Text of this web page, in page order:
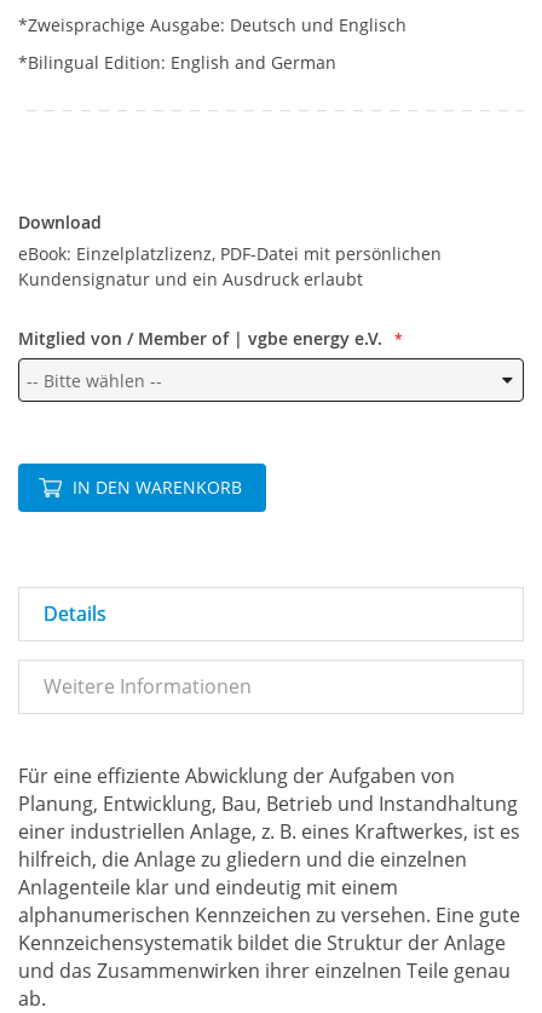
*Zweisprachige Ausgabe: Deutsch und Englisch
*Bilingual Edition: English and German
Download
eBook: Einzelplatzlizenz, PDF-Datei mit persönlichen
Kundensignatur und ein Ausdruck erlaubt
Mitglied von / Member of | vgbe energy e.V.
IN DEN WARENKORB
Details
Weitere Informationen
Für eine effiziente Abwicklung der Aufgaben von
Planung, Entwicklung, Bau, Betrieb und Instandhaltung
einer industriellen Anlage, z. B. eines Kraftwerkes, ist es
hilfreich, die Anlage zu gliedern und die einzelnen
Anlagenteile klar und eindeutig mit einem
alphanumerischen Kennzeichen zu versehen. Eine gute
Kennzeichensystematik bildet die Struktur der Anlage
und das Zusammenwirken ihrer einzelnen Teile genau
ab.